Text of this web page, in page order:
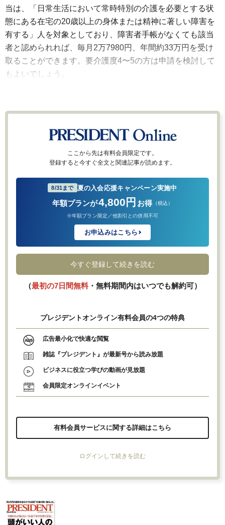
当は、「日常生活において常時特別の介護を必要とする状
態にある在宅の20歳以上の身体または精神に著しい障害を
有する」人を対象としており、障害者手帳がなくても該当
者と認められれば、毎月2万7980円、年間約33万円を受け
取ることができます。要介護度4〜5の方は申請を検討して
もよいでしょう。
ここから先は有料会員限定です。
登録すると今すぐ全文と関連記事が読めます。
8/31まで 夏の入会応援キャンペーン実施中
年額プランが4,800円 お得 （税込）
※年額プラン限定／他割引との併用不可
お申込みはこちら
今すぐ登録して続きを読む
（最初の7日間無料・無料期間内はいつでも解約可）
プレジデントオンライン有料会員の4つの特典
広告最小化で快適な閲覧
雑誌『プレジデント』が最新号から読み放題
ビジネスに役立つ学びの動画が見放題
会員限定オンラインイベント
有料会員サービスに関する詳細はこちら
ログインして続きを読む